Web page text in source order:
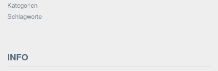
Kategorien
Schlagworte
INFO